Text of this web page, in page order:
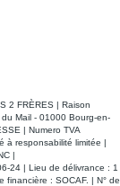
2 FRÈRES | Raison
Mail - 01000 Bourg-en-
| Numero TVA
à responsabilité limitée |
|
24 | Lieu de délivrance : 1
financière : SOCAF. | N° de